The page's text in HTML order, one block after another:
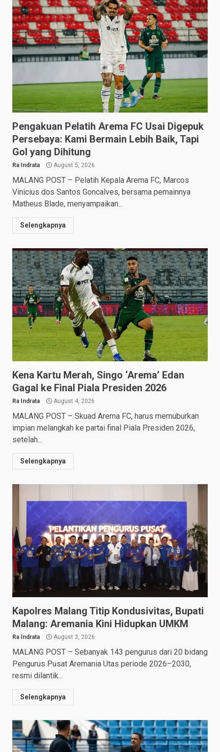
Pengakuan Pelatih Arema FC Usai Digepuk
Persebaya: Kami Bermain Lebih Baik, Tapi
Gol yang Dihitung
Ra Indrata August 5, 2026
MALANG POST – Pelatih Kepala Arema FC, Marcos
Vinicius dos Santos Goncalves, bersama pemainnya
Matheus Blade, menyampaikan...
Selengkapnya
Kena Kartu Merah, Singo ‘Arema’ Edan
Gagal ke Final Piala Presiden 2026
Ra Indrata August 4, 2026
MALANG POST – Skuad Arema FC, harus memuburkan
impian melangkah ke partai final Piala Presiden 2026,
setelah...
Selengkapnya
Kapolres Malang Titip Kondusivitas, Bupati
Malang: Aremania Kini Hidupkan UMKM
Ra Indrata August 3, 2026
MALANG POST – Sebanyak 143 pengurus dari 20 bidang
Pengurus Pusat Aremania Utas periode 2026–2030,
resmi dilantik...
Selengkapnya